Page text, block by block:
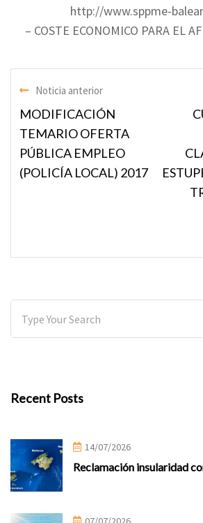
http://www.sppme-
– COSTE ECONOMICO PARA EL
Noticia anterior
MODIFICACIÓN
TEMARIO OFERTA
PÚBLICA EMPLEO
(POLICÍA LOCAL) 2017
Recent Posts
14/07/2026
Reclamación insularidad